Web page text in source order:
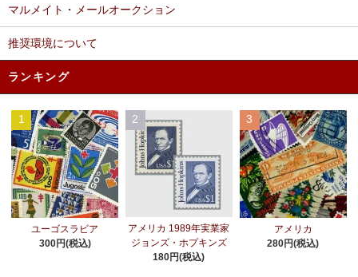
マルメイト・メールオークション
推奨環境について
ランキング
1
ユーゴスラビア
300円(税込)
2
アメリカ 1989年実業家
ジョンズ・ホプキンズ
180円(税込)
3
アメリカ
280円(税込)